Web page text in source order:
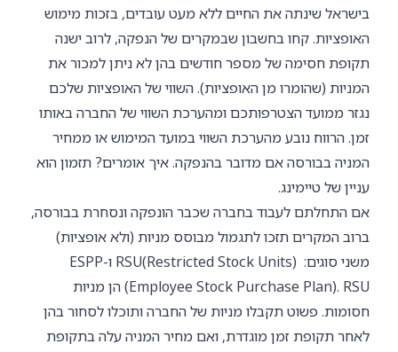
בישראל שינתה את החיים ללא מעט עובדים, בזכות מימוש
האופציות. קחו בחשבון שבמקרים של הנפקה, לרוב ישנה
תקופת חסימה של מספר חודשים בהן לא ניתן למכור את
המניות (שהומרו מן האופציות). השווי של האופציות שלכם
נגזר ממועד הצטרפותכם ומהערכת השווי של החברה באותו
זמן. הרווח נובע מהערכת השווי במועד המימוש או ממחיר
המניה בבורסה אם מדובר בהנפקה. איך אומרים? תזמון הוא
עניין של טיימינג.
אם התחלתם לעבוד בחברה שכבר הונפקה ונסחרת בבורסה,
ברוב המקרים תזכו לתגמול מבוסס מניות (ולא אופציות)
משני סוגים: RSU(Restricted Stock Units) ו-ESPP
(Employee Stock Purchase Plan). RSU הן מניות
חסומות. פשוט תקבלו מניות של החברה ותוכלו לסחור בהן
לאחר תקופת זמן מוגדרת, ואם מחיר המניה עלה בתקופת